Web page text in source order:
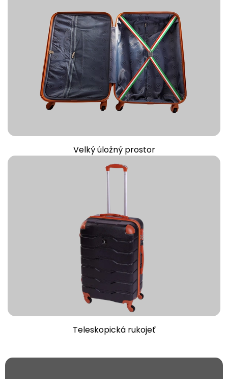
Velký úložný prostor
Teleskopická rukojeť